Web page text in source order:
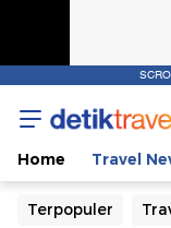
Home Travel
Terpopuler